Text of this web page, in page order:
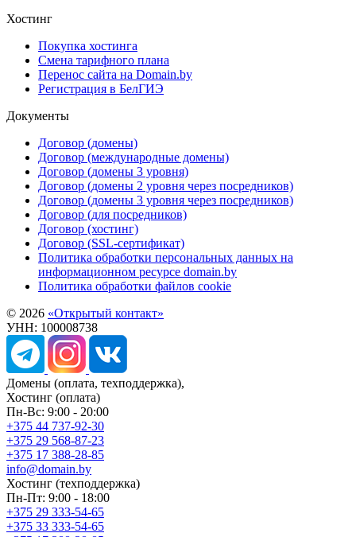
Хостинг
Покупка хостинга
Смена тарифного плана
Перенос сайта на Domain.by
Регистрация в БелГИЭ
Документы
Договор (домены)
Договор (международные домены)
Договор (домены 3 уровня)
Договор (домены 2 уровня через посредников)
Договор (домены 3 уровня через посредников)
Договор (для посредников)
Договор (хостинг)
Договор (SSL-сертификат)
Политика обработки персональных данных на
информационном ресурсе domain.by
Политика обработки файлов cookie
© 2026 «Открытый контакт»
УНН: 100008738
Домены (оплата, техподдержка),
Хостинг (оплата)
Пн-Вс: 9:00 - 20:00
+375 44 737-92-30
+375 29 568-87-23
+375 17 388-28-85
info@domain.by
Хостинг (техподдержка)
Пн-Пт: 9:00 - 18:00
+375 29 333-54-65
+375 33 333-54-65